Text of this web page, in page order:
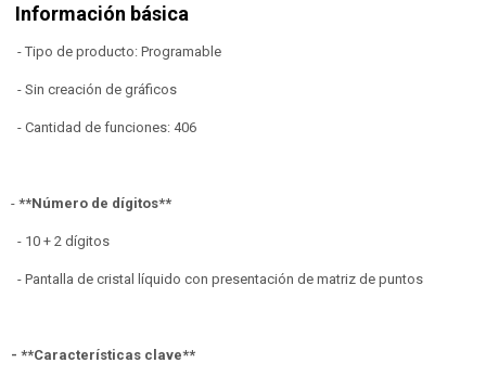
Información básica
- Tipo de producto: Programable
- Sin creación de gráficos
- Cantidad de funciones: 406
- **Número de dígitos**
- 10 + 2 dígitos
- Pantalla de cristal líquido con presentación de matriz de puntos
- **Características clave**